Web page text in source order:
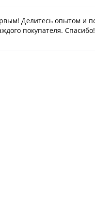
Делитесь опытом и
покупателя. Спасибо!